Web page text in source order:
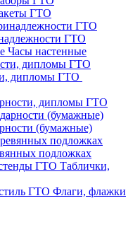
ГТО
ГТО
Часы настенные
дипломы ГТО
дипломы ГТО
(бумажные)
подложках
Таблички,
Флаги, флажки